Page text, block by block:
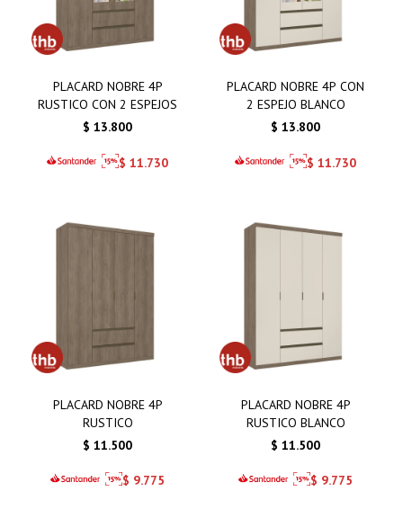
PLACARD NOBRE 4P
RUSTICO CON 2 ESPEJOS
$ 13.800
$ 11.730
PLACARD NOBRE 4P CON
2 ESPEJO BLANCO
$ 13.800
$ 11.730
PLACARD NOBRE 4P
RUSTICO
$ 11.500
$ 9.775
PLACARD NOBRE 4P
RUSTICO BLANCO
$ 11.500
$ 9.775